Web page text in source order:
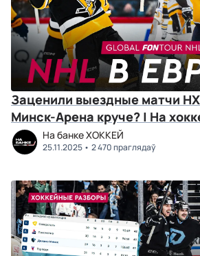
Заценили выездные матчи
Минск-Арена круче? | На
На банке ХОККЕЙ
25.11.2025 2 470 праглядаў